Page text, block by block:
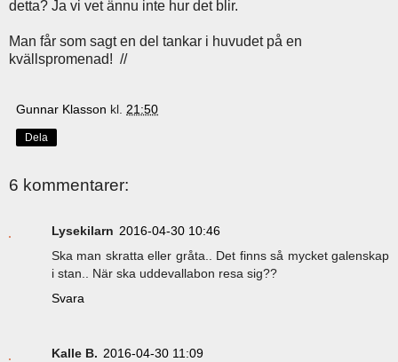
detta? Ja vi vet ännu inte hur det blir.
Man får som sagt en del tankar i huvudet på en
kvällspromenad! //
Gunnar Klasson kl. 21:50
Dela
6 kommentarer:
Lysekilarn 2016-04-30 10:46
Ska man skratta eller gråta.. Det finns så mycket galenskap
i stan.. När ska uddevallabon resa sig??
Svara
Kalle B. 2016-04-30 11:09